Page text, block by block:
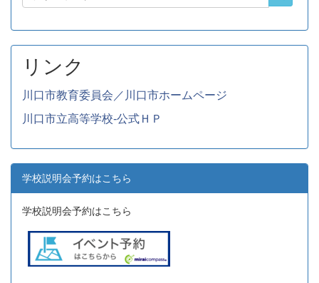
リンク
川口市教育委員会／川口市ホームページ
川口市立高等学校-公式ＨＰ
学校説明会予約はこちら
学校説明会予約はこちら